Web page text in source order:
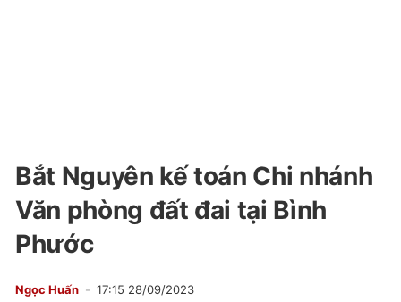
Bắt Nguyên kế toán Chi nhánh
Văn phòng đất đai tại Bình
Phước
Ngọc Huấn 17:15 28/09/2023